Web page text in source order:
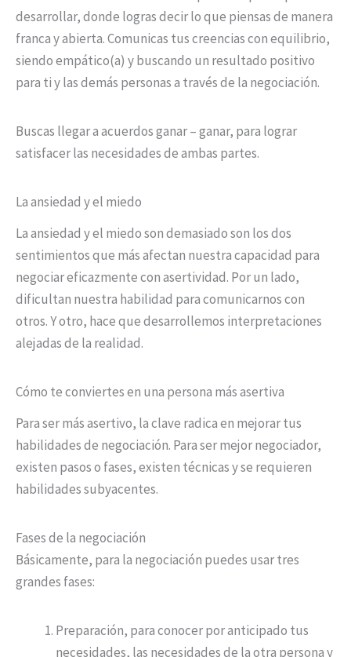
desarrollar, donde logras decir lo que piensas de manera
franca y abierta. Comunicas tus creencias con equilibrio,
siendo empático(a) y buscando un resultado positivo
para ti y las demás personas a través de la negociación.
Buscas llegar a acuerdos ganar – ganar, para lograr
satisfacer las necesidades de ambas partes.
La ansiedad y el miedo
La ansiedad y el miedo son demasiado son los dos
sentimientos que más afectan nuestra capacidad para
negociar eficazmente con asertividad. Por un lado,
dificultan nuestra habilidad para comunicarnos con
otros. Y otro, hace que desarrollemos interpretaciones
alejadas de la realidad.
Cómo te conviertes en una persona más asertiva
Para ser más asertivo, la clave radica en mejorar tus
habilidades de negociación. Para ser mejor negociador,
existen pasos o fases, existen técnicas y se requieren
habilidades subyacentes.
Fases de la negociación
Básicamente, para la negociación puedes usar tres
grandes fases:
Preparación, para conocer por anticipado tus
necesidades, las necesidades de la otra persona y